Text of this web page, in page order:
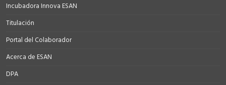
Incubadora Innova ESAN
Titulación
Portal del Colaborador
Acerca de ESAN
DPA